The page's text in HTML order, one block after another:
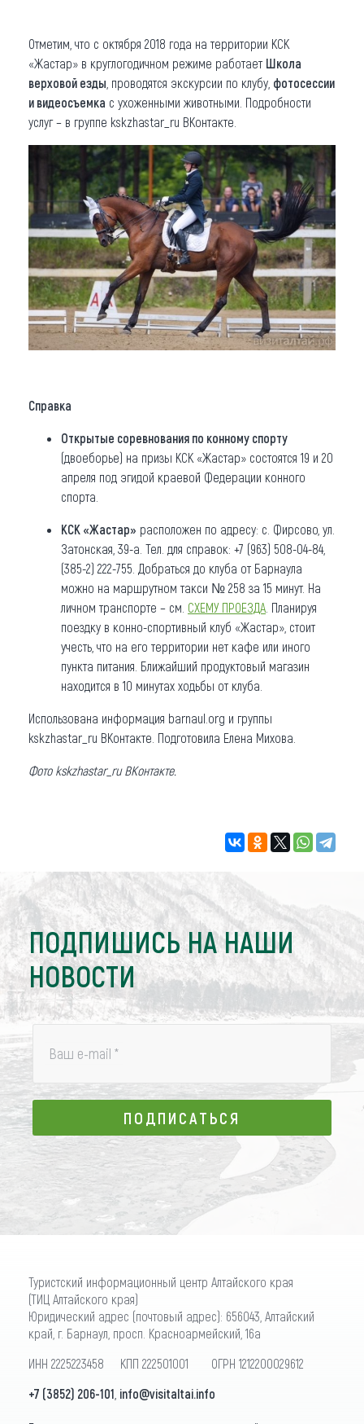
Отметим, что с октября 2018 года на территории КСК
«Жастар» в круглогодичном режиме работает Школа
верховой езды , проводятся экскурсии по клубу, фотосессии
и видеосъемка с ухоженными животными. Подробности
услуг – в группе kskzhastar_ru ВКонтакте.
Справка
Открытые соревнования по конному спорту
(двоеборье) на призы КСК «Жастар» состоятся 19 и 20
апреля под эгидой краевой Федерации конного
спорта.
КСК «Жастар» расположен по адресу: с. Фирсово, ул.
Затонская, 39-а. Тел. для справок: +7 (963) 508-04-84,
(385-2) 222-755. Добраться до клуба от Барнаула
можно на маршрутном такси № 258 за 15 минут. На
личном транспорте – см. СХЕМУ ПРОЕЗДА . Планируя
поездку в конно-спортивный клуб «Жастар», стоит
учесть, что на его территории нет кафе или иного
пункта питания. Ближайший продуктовый магазин
находится в 10 минутах ходьбы от клуба.
Использована информация barnaul.org и группы
kskzhastar_ru ВКонтакте. Подготовила Елена Михова.
Фото kskzhastar_ru ВКонтакте.
ПОДПИШИСЬ НА НАШИ
НОВОСТИ
Ваш e-mail *
ПОДПИСАТЬСЯ
ПОДПИСАТЬСЯ
Туристский информационный центр Алтайского края
(ТИЦ Алтайского края)
Юридический адрес (почтовый адрес): 656043, Алтайский
край, г. Барнаул, просп. Красноармейский, 16а
ИНН 2225223458 КПП 222501001 ОГРН 1212200029612
+7 (3852) 206-101 info@visitaltai.info